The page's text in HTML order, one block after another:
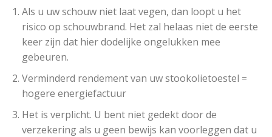
Als u uw schouw niet laat vegen, dan loopt u het
risico op schouwbrand. Het zal helaas niet de eerste
keer zijn dat hier dodelijke ongelukken mee
gebeuren.
Verminderd rendement van uw stookolietoestel =
hogere energiefactuur
Het is verplicht. U bent niet gedekt door de
verzekering als u geen bewijs kan voorleggen dat u